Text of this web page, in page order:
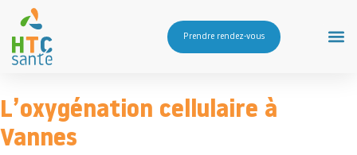
Prendre rendez-vous
L’oxygénation cellulaire à
Vannes